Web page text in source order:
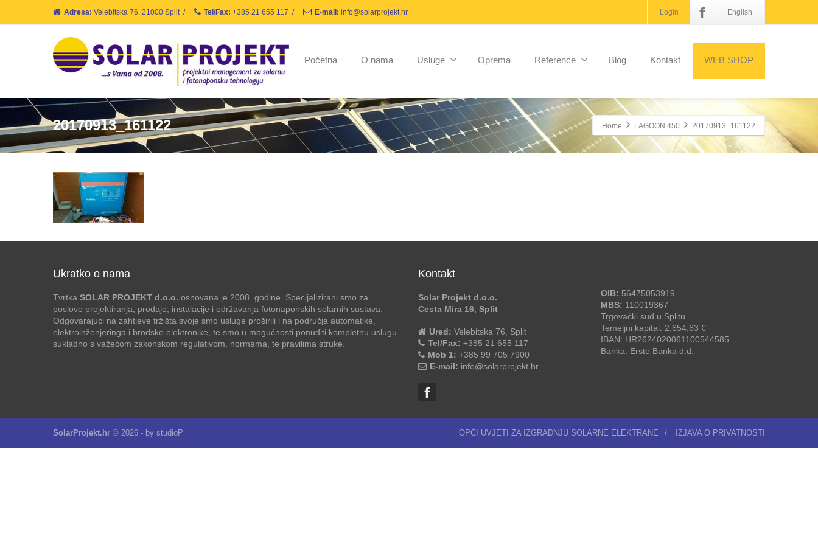
Adresa: Velebitska 76, 21000 Split / Tel/Fax: +385 21 655 117 / E-mail: info@solarprojekt.hr Login English
Početna O nama Usluge Oprema Reference Blog Kontakt WEB SHOP
20170913_161122 Home LAGOON 450 20170913_161122
Ukratko o nama
Tvrtka SOLAR PROJEKT d.o.o. osnovana je 2008. godine. Specijalizirani smo za
poslove projektiranja, prodaje, instalacije i održavanja fotonaponskih solarnih sustava.
Odgovarajući na zahtjeve tržišta svoje smo usluge proširili i na područja automatike,
elektroinženjeringa i brodske elektronike, te smo u mogućnosti ponuditi kompletnu uslugu
sukladno s važećom zakonskom regulativom, normama, te pravilima struke.
Kontakt
Solar Projekt d.o.o.
Cesta Mira 16, Split
Ured: Velebitska 76, Split
Tel/Fax: +385 21 655 117
Mob 1: +385 99 705 7900
E-mail: info@solarprojekt.hr
OIB: 56475053919
MBS: 110019367
Trgovački sud u Splitu
Temeljni kapital: 2.654,63 €
IBAN: HR2624020061100544585
Banka: Erste Banka d.d.
SolarProjekt.hr © 2026 - by studioP OPĆI UVJETI ZA IZGRADNJU SOLARNE ELEKTRANE / IZJAVA O PRIVATNOSTI